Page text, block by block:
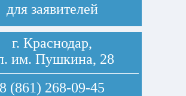
для заявителей
г. Краснодар,
им. Пушкина, 28
8 (861) 268-09-45